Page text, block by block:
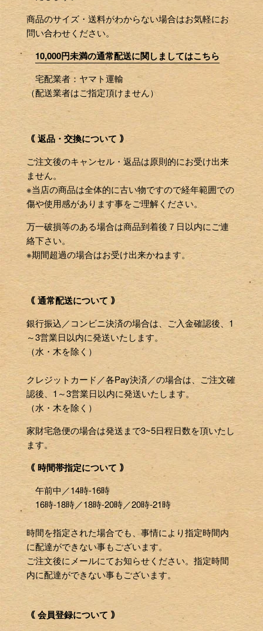
商品のサイズ・送料がわからない場合はお気軽にお
問い合わせください。
10,000円未満の通常配送に関しましてはこちら
宅配業者：ヤマト運輸
（配送業者はご指定頂けません）
｟ 返品・交換について ｠
ご注文後のキャンセル・返品は原則的にお受け出来
ません。
※当店の商品は全体的に古い物ですので経年範囲での
傷や使用感があります事をご理解ください。
万一破損等のある場合は商品到着後７日以内にご連
絡下さい。
※期間超過の場合はお受け出来かねます。
｟ 通常配送について ｠
銀行振込／コンビニ決済の場合は、ご入金確認後、1
～3営業日以内に発送いたします。
（水・木を除く）
クレジットカード／各Pay決済／の場合は、ご注文確
認後、1～3営業日以内に発送いたします。
（水・木を除く）
家財宅急便の場合は発送まで3~5日程日数を頂いたし
ます。
｟ 時間帯指定について ｠
午前中／14時-16時
16時-18時／18時-20時／20時-21時
時間を指定された場合でも、事情により指定時間内
に配達ができない事もございます。
ご注文後にメールにてお知らせください。指定時間
内に配達ができない事もございます。
｟ 会員登録について ｠